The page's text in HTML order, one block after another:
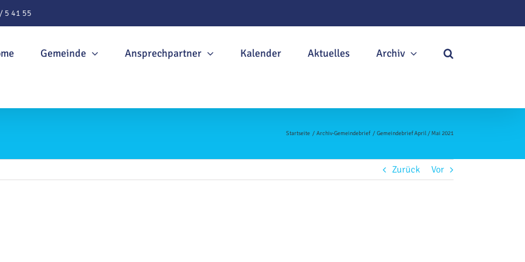
5 41 55
Gemeinde Ansprechpartner Kalender Aktuelles Archiv
Startseite Archiv-Gemeindebrief Gemeindebrief April / Mai 2021
Zurück Vor